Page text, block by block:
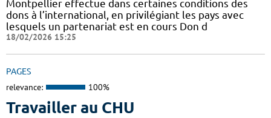
Montpellier effectue dans certaines conditions des
dons à l’international, en privilégiant les pays avec
lesquels un partenariat est en cours Don d
18/02/2026 15:25
PAGES
relevance: 100%
Travailler au CHU